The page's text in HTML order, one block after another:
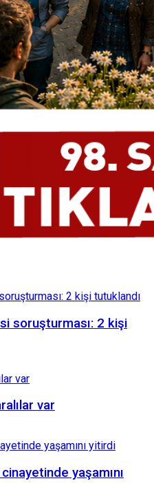
soruşturması: 2 kişi
var
yaşamını